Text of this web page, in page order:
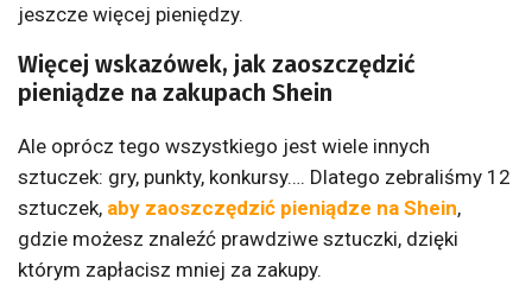
jeszcze więcej pieniędzy.
Więcej wskazówek, jak zaoszczędzić
pieniądze na zakupach Shein
Ale oprócz tego wszystkiego jest wiele innych
sztuczek: gry, punkty, konkursy…. Dlatego zebraliśmy 12
sztuczek, aby zaoszczędzić pieniądze na Shein,
gdzie możesz znaleźć prawdziwe sztuczki, dzięki
którym zapłacisz mniej za zakupy.